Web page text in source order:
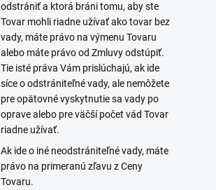
odstrániť a ktorá bráni tomu, aby ste
Tovar mohli riadne užívať ako tovar bez
vady, máte právo na výmenu Tovaru
alebo máte právo od Zmluvy odstúpiť.
Tie isté práva Vám prislúchajú, ak ide
síce o odstrániteľné vady, ale nemôžete
pre opätovné vyskytnutie sa vady po
oprave alebo pre väčší počet vád Tovar
riadne užívať.
Ak ide o iné neodstrániteľné vady, máte
právo na primeranú zľavu z Ceny
Tovaru.